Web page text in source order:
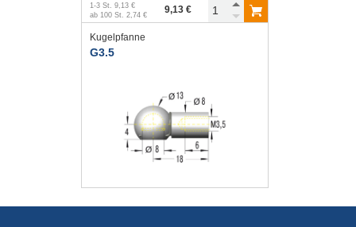
1 -3 St. 9,13 €
ab 100 St. 2,74 € 9,13 €
Kugelpfanne
G3.5